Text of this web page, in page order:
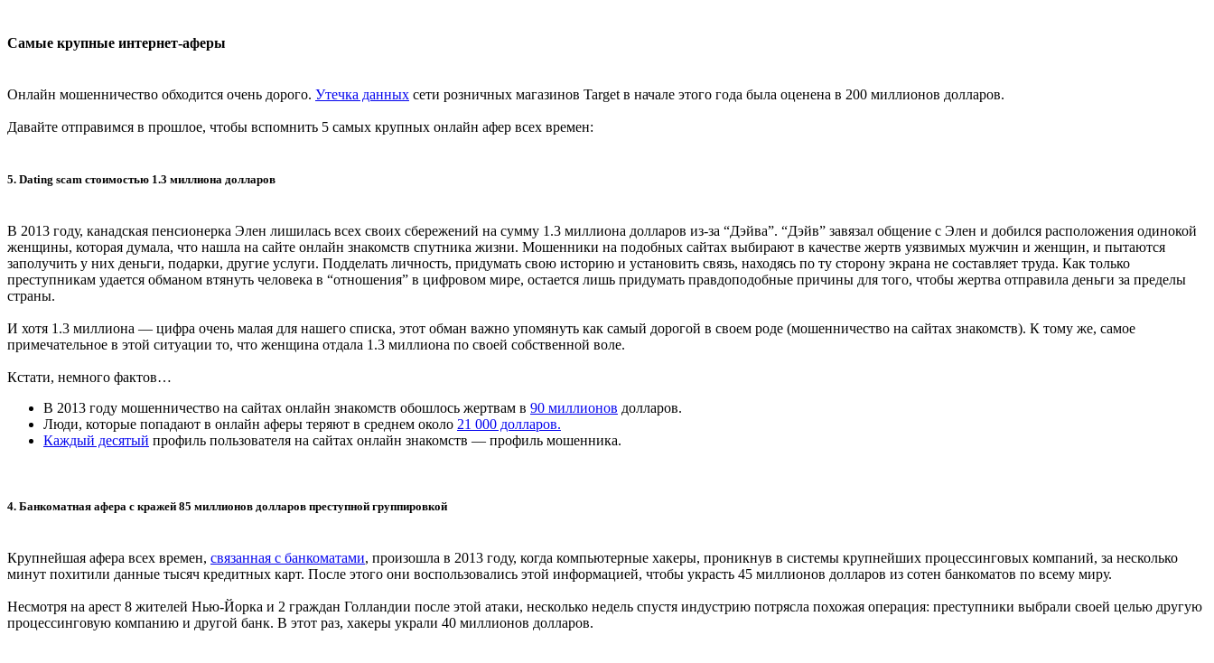
Самые крупные интернет-аферы
Онлайн мошенничество обходится очень дорого. Утечка данных сети розничных магазинов Target в начале этого года была оценена в 200 миллионов долларов.
Давайте отправимся в прошлое, чтобы вспомнить 5 самых крупных онлайн афер всех времен:
5. Dating scam стоимостью 1.3 миллиона долларов
В 2013 году, канадская пенсионерка Элен лишилась всех своих сбережений на сумму 1.3 миллиона долларов из-за “Дэйва”. “Дэйв” завязал общение с Элен и добился расположения одинокой
женщины, которая думала, что нашла на сайте онлайн знакомств спутника жизни. Мошенники на подобных сайтах выбирают в качестве жертв уязвимых мужчин и женщин, и пытаются
заполучить у них деньги, подарки, другие услуги. Подделать личность, придумать свою историю и установить связь, находясь по ту сторону экрана не составляет труда. Как только
преступникам удается обманом втянуть человека в “отношения” в цифровом мире, остается лишь придумать правдоподобные причины для того, чтобы жертва отправила деньги за пределы
страны.
И хотя 1.3 миллиона — цифра очень малая для нашего списка, этот обман важно упомянуть как самый дорогой в своем роде (мошенничество на сайтах знакомств). К тому же, самое
примечательное в этой ситуации то, что женщина отдала 1.3 миллиона по своей собственной воле.
Кстати, немного фактов…
В 2013 году мошенничество на сайтах онлайн знакомств обошлось жертвам в 90 миллионов долларов.
Люди, которые попадают в онлайн аферы теряют в среднем около 21 000 долларов.
Каждый десятый профиль пользователя на сайтах онлайн знакомств — профиль мошенника.
4. Банкоматная афера с кражей 85 миллионов долларов преступной группировкой
Крупнейшая афера всех времен, связанная с банкоматами, произошла в 2013 году, когда компьютерные хакеры, проникнув в системы крупнейших процессинговых компаний, за несколько
минут похитили данные тысяч кредитных карт. После этого они воспользовались этой информацией, чтобы украсть 45 миллионов долларов из сотен банкоматов по всему миру.
Несмотря на арест 8 жителей Нью-Йорка и 2 граждан Голландии после этой атаки, несколько недель спустя индустрию потрясла похожая операция: преступники выбрали своей целью другую
процессинговую компанию и другой банк. В этот раз, хакеры украли 40 миллионов долларов.